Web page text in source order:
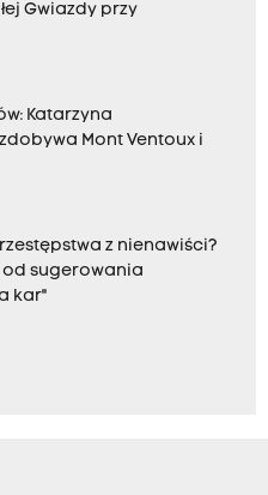
Gwiazdy przy
Katarzyna
Mont Ventoux i
z nienawiści?
od sugerowania
kar"